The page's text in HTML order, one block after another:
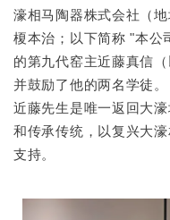
濠相马陶器株式会社（
榎本治；以下简称 "本公
的第九代窑主近藤真信
并鼓励了他的两名学徒。
近藤先生是唯一返回大
和传承传统，以复兴大
支持。